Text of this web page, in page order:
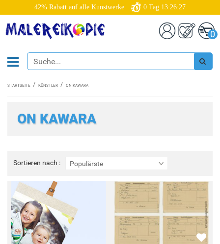
42% Rabatt auf alle Kunstwerke 0 Tag 13:26:27
0
STARTSEITE KÜNSTLER ON KAWARA
ON KAWARA
Sortieren nach : Populärste
Sortieren
nach